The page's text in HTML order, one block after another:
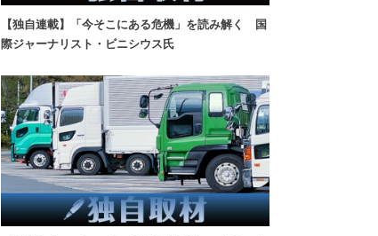
【独自連載】「今そこにある危機」を読み解く 国
際ジャーナリスト・ビニシウス氏